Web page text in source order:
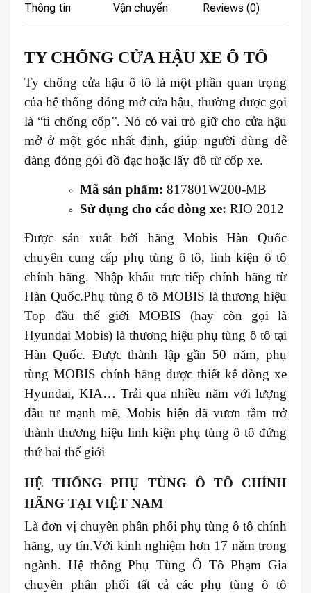
Thông tin Vận chuyển Reviews (0)
TY CHỐNG CỬA HẬU XE Ô TÔ
Ty chống cửa hậu ô tô là một phần quan trọng
của hệ thống đóng mở cửa hậu, thường được gọi
là “ti chống cốp”. Nó có vai trò giữ cho cửa hậu
mở ở một góc nhất định, giúp người dùng dễ
dàng đóng gói đồ đạc hoặc lấy đồ từ cốp xe.
Mã sản phẩm: 817801W200-MB
Sử dụng cho các dòng xe: RIO 2012
Được sản xuất bởi hãng Mobis Hàn Quốc
chuyên cung cấp phụ tùng ô tô, linh kiện ô tô
chính hãng. Nhập khẩu trực tiếp chính hãng từ
Hàn Quốc.Phụ tùng ô tô MOBIS là thương hiệu
Top đầu thế giới MOBIS (hay còn gọi là
Hyundai Mobis) là thương hiệu phụ tùng ô tô tại
Hàn Quốc. Được thành lập gần 50 năm, phụ
tùng MOBIS chính hãng được thiết kế dòng xe
Hyundai, KIA… Trải qua nhiều năm với lượng
đầu tư mạnh mẽ, Mobis hiện đã vươn tầm trở
thành thương hiệu linh kiện phụ tùng ô tô đứng
thứ hai thế giới
HỆ THỐNG PHỤ TÙNG Ô TÔ CHÍNH
HÃNG TẠI VIỆT NAM
Là đơn vị chuyên phân phối phụ tùng ô tô chính
hãng, uy tín.Với kinh nghiệm hơn 17 năm trong
ngành. Hệ thống Phụ Tùng Ô Tô Phạm Gia
chuyên phân phối tất cả các phụ tùng ô tô